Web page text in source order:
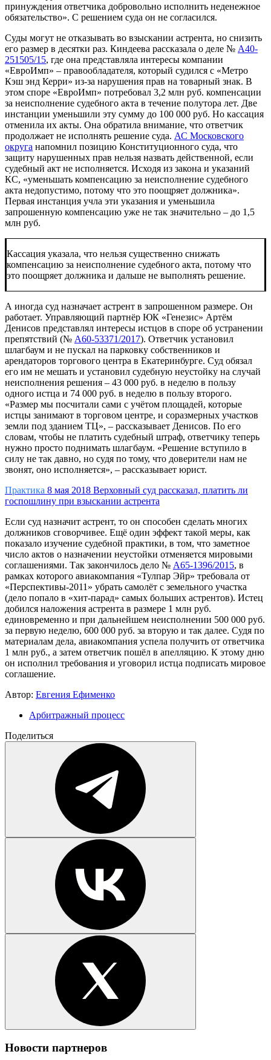
принуждения ответчика добровольно исполнить неденежное
обязательство». С решением суда он не согласился.
Суды могут не отказывать во взыскании астрента, но снизить
его размер в десятки раз. Киндеева рассказала о деле № А40-
251505/15, где она представляла интересы компании
«ЕвроИмп» – правообладателя, который судился с «Метро
Кэш энд Керри» из-за нарушения прав на товарный знак. В
этом споре «ЕвроИмп» потребовал 3,2 млн руб. компенсации
за неисполнение судебного акта в течение полутора лет. Две
инстанции уменьшили эту сумму до 100 000 руб. Но кассация
отменила их акты. Она обратила внимание, что ответчик
продолжает не исполнять решение суда. АС Московского
округа напомнил позицию Конституционного суда, что
защиту нарушенных прав нельзя назвать действенной, если
судебный акт не исполняется. Исходя из закона и указаний
КС, «уменьшать компенсацию за неисполнение судебного
акта недопустимо, потому что это поощряет должника».
Первая инстанция учла эти указания и уменьшила
запрошенную компенсацию уже не так значительно – до 1,5
млн руб.
Кассация указала, что нельзя существенно снижать
компенсацию за неисполнение судебного акта, потому что
это поощряет должника и дальше не выполнять решение.
А иногда суд назначает астрент в запрошенном размере. Он
работает. Управляющий партнёр ЮК «Генезис» Артём
Денисов представлял интересы истцов в споре об устранении
препятствий (№ А60-53371/2017). Ответчик установил
шлагбаум и не пускал на парковку собственников и
арендаторов торгового центра в Екатеринбурге. Суд обязал
его им не мешать и установил судебную неустойку на случай
неисполнения решения – 43 000 руб. в неделю в пользу
одного истца и 74 000 руб. в неделю в пользу второго.
«Размер мы посчитали сами с учётом площадей, которые
истцы занимают в торговом центре, и соразмерных участков
земли под зданием ТЦ», – рассказывает Денисов. По его
словам, чтобы не платить судебный штраф, ответчику теперь
нужно просто поднимать шлагбаум. «Решение вступило в
силу не так давно, но судя по тому, что доверители нам не
звонят, оно исполняется», – рассказывает юрист.
Практика 8 мая 2018 Верховный суд рассказал, платить ли
госпошлину при взыскании астрента
Если суд назначит астрент, то он способен сделать многих
должников сговорчивее. Ещё один эффект такой меры, как
показало изучение судебной практики, в том, что заметное
число актов о назначении неустойки отменяется мировыми
соглашениями. Так закончилось дело № А65-1396/2015, в
рамках которого авиакомпания «Тулпар Эйр» требовала от
«Перспективы-2011» убрать самолёт с земельного участка
(дело попало в «хит-парад» самых больших астрентов). Истец
добился наложения астрента в размере 1 млн руб.
единовременно и при дальнейшем неисполнении 500 000 руб.
за первую неделю, 600 000 руб. за вторую и так далее. Судя по
материалам дела, авиакомпания успела получить от ответчика
1 млн руб., а затем ответчик пошёл в апелляцию. К этому дню
он исполнил требования и уговорил истца подписать мировое
соглашение.
Автор: Евгения Ефименко
Арбитражный процесс
Поделиться
Новости партнеров